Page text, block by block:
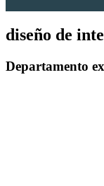
diseño de
Departamento